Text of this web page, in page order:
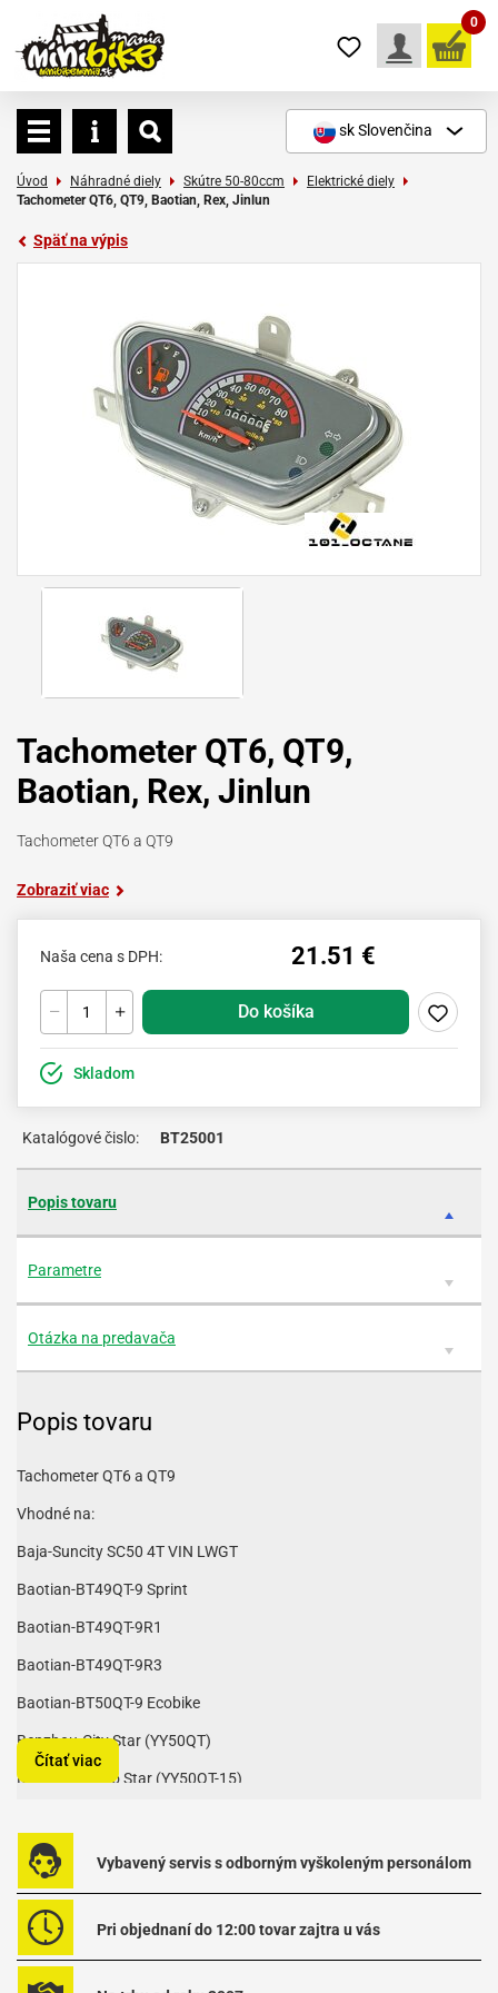
0
skSlovenčina
Úvod Náhradné diely Skútre 50-80ccm
Elektrické diely
Tachometer QT6, QT9, Baotian, Rex, Jinlun
Späť na výpis
Tachometer QT6, QT9,
Baotian, Rex, Jinlun
Tachometer QT6 a QT9
Zobraziť viac
Naša cena s DPH: 21.51 €
Do košíka
Skladom
Katalógové čislo: BT25001
Popis tovaru
Parametre
Otázka na predavača
Popis tovaru
Tachometer QT6 a QT9
Vhodné na:
Baja-Suncity SC50 4T VIN LWGT
Baotian-BT49QT-9 Sprint
Baotian-BT49QT-9R1
Baotian-BT49QT-9R3
Baotian-BT50QT-9 Ecobike
Benzhou-City Star (YY50QT)
Benzhou-Retro Star (YY50QT-15)
Dazon-Diamondback 50 4T
Eppella-GMX 50 4-Takt
Explorer (A.T.U)-City Star (YY50QT)
Explorer (A.T.U)-Level 100 (ZS50QT)
Čítať viac
Vybavený servis s odborným vyškoleným personálom
Pri objednaní do 12:00 tovar zajtra u vás